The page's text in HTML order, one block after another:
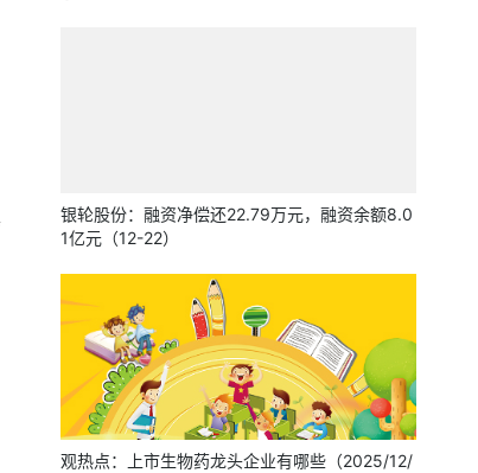
银轮股份：融资净偿还22.79万元，融资余额8.0
1亿元（12-22）
观热点：上市生物药龙头企业有哪些（2025/12/